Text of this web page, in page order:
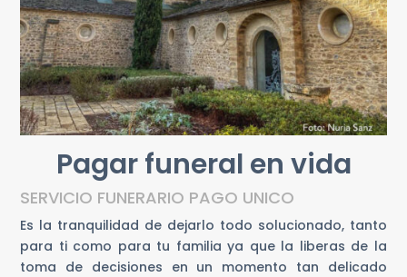
Pagar funeral en vida
SERVICIO FUNERARIO PAGO UNICO
Es la tranquilidad de dejarlo todo solucionado, tanto
para ti como para tu familia ya que la liberas de la
toma de decisiones en un momento tan delicado